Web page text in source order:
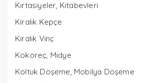
Kırtasiyeler, Kitabevleri
Kiralık Kepçe
Kiralık Vinç
Kokoreç, Midye
Koltuk Döşeme, Mobilya Döşeme